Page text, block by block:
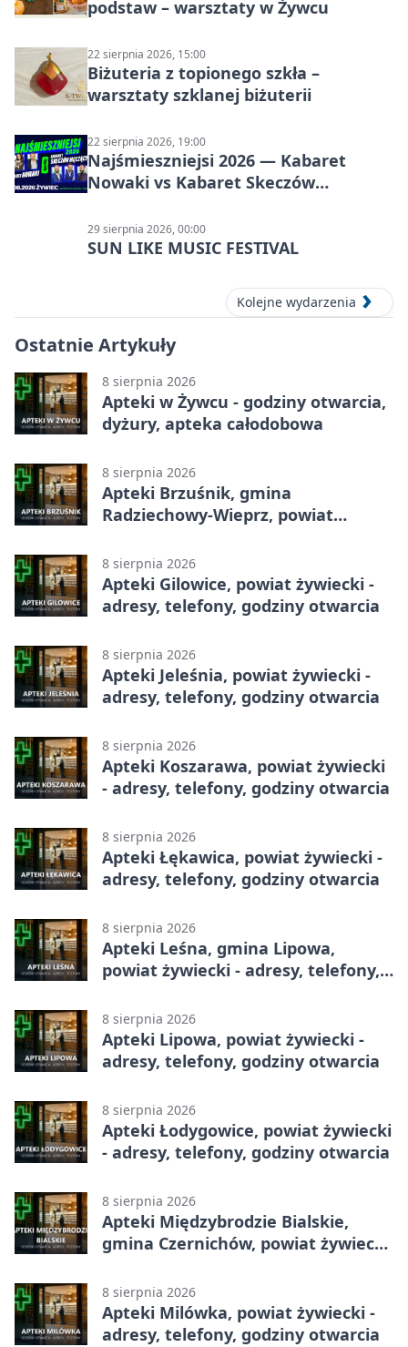
podstaw – warsztaty w Żywcu
22 sierpnia 2026, 15:00
Biżuteria z topionego szkła –
warsztaty szklanej biżuterii
22 sierpnia 2026, 19:00
Najśmieszniejsi 2026 — Kabaret
Nowaki vs Kabaret Skeczów
29 sierpnia 2026, 00:00
SUN LIKE MUSIC FESTIVAL
Kolejne wydarzenia
Ostatnie Artykuły
8 sierpnia 2026
Apteki w Żywcu - godziny otwarcia,
dyżury, apteka całodobowa
8 sierpnia 2026
Apteki Brzuśnik, gmina
Radziechowy-Wieprz, powiat
otwarcia
8 sierpnia 2026
Apteki Gilowice, powiat żywiecki -
adresy, telefony, godziny otwarcia
8 sierpnia 2026
Apteki Jeleśnia, powiat żywiecki -
adresy, telefony, godziny otwarcia
8 sierpnia 2026
Apteki Koszarawa, powiat żywiecki
- adresy, telefony, godziny otwarcia
8 sierpnia 2026
Apteki Łękawica, powiat żywiecki -
adresy, telefony, godziny otwarcia
8 sierpnia 2026
Apteki Leśna, gmina Lipowa,
powiat żywiecki - adresy, telefony,
8 sierpnia 2026
Apteki Lipowa, powiat żywiecki -
adresy, telefony, godziny otwarcia
8 sierpnia 2026
Apteki Łodygowice, powiat żywiecki
- adresy, telefony, godziny otwarcia
8 sierpnia 2026
Apteki Międzybrodzie Bialskie,
gmina Czernichów, powiat żywiecki
8 sierpnia 2026
Apteki Milówka, powiat żywiecki -
adresy, telefony, godziny otwarcia